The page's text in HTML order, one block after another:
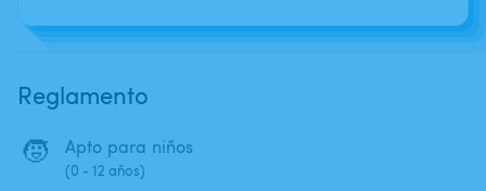
Reglamento
🧒 Apto para niños
(0 - 12 años)